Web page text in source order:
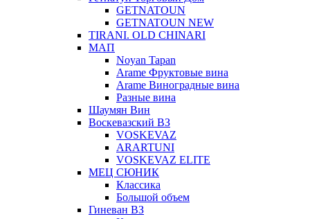
GETNATOUN
GETNATOUN NEW
TIRANI. OLD CHINARI
МАП
Noyan Tapan
Arame Фруктовые вина
Arame Виноградные вина
Разные вина
Шаумян Вин
Воскевазский ВЗ
VOSKEVAZ
ARARTUNI
VOSKEVAZ ELITE
МЕЦ СЮНИК
Классика
Большой объем
Гиневан ВЗ